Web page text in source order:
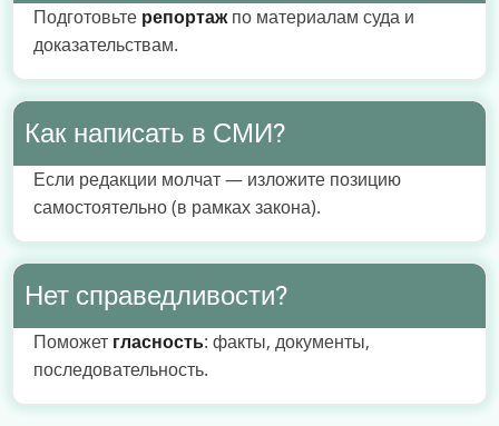
Подготовьте репортажпо материалам суда и
доказательствам.
Как написать в СМИ?
Если редакции молчат — изложите позицию
самостоятельно (в рамках закона).
Нет справедливости?
Поможет гласность: факты, документы,
последовательность.